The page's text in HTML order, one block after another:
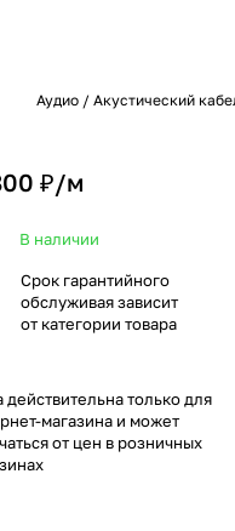
Аудио / Акустический
₽/м
В наличии
Срок гарантийного
обслуживая зависит
от категории товара
действительна только для
магазина и может
от цен в розничных